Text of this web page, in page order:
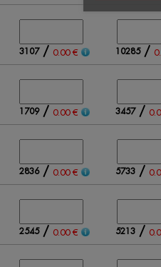
3107/ 0.00 € 10285/
1709/ 0.00 € 3457/
2836/ 0.00 € 5733 /
2545/ 0.00 € 5213 /